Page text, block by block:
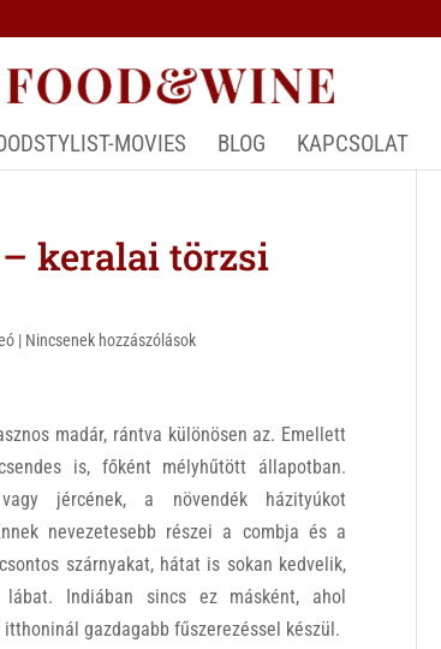
MOVIES BLOG KAPCSOLAT
– keralai törzsi
| Nincsenek hozzászólások
madár, rántva különösen az. Emellett
is, főként mélyhűtött állapotban.
vagy jércének, a növendék házityúkot
nevezetesebb részei a combja és a
szárnyakat, hátat is sokan kedvelik,
lábat. Indiában sincs ez másként, ahol
gazdagabb fűszerezéssel készül.